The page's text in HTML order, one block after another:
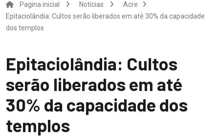
Pagina inicial Notícias
Acre
Epitaciolândia: Cultos serão liberados em até 30% da capacidade
dos templos
Epitaciolândia: Cultos
serão liberados em até
30% da capacidade dos
templos